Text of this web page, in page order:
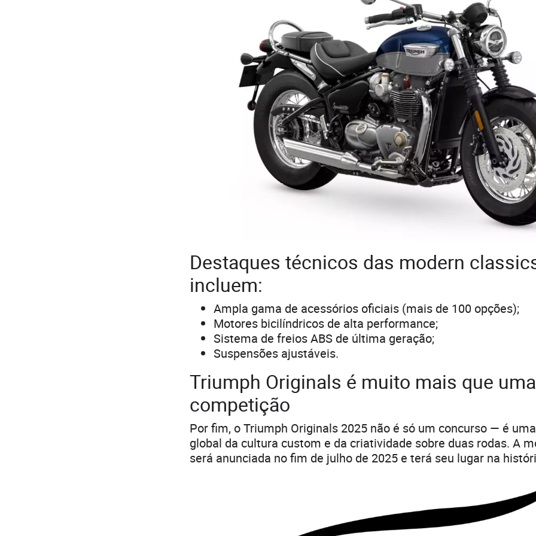
Destaques técnicos das modern
incluem:
Ampla gama de acessórios oficiais (mais de 100 opções);
Motores bicilíndricos de alta performance;
Sistema de freios ABS de última geração;
Suspensões ajustáveis.
Triumph Originals é muito mais que uma
competição
Por fim, o Triumph Originals 2025 não é só um concurso — é
global da cultura custom e da criatividade sobre duas rodas. A
será anunciada no fim de julho de 2025 e terá seu lugar na